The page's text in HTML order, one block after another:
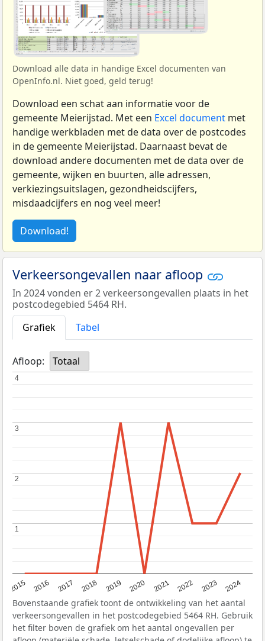
Download alle data in handige Excel documenten van
OpenInfo.nl. Niet goed, geld terug!
Download een schat aan informatie voor de
gemeente Meierijstad. Met een Excel document met
handige werkbladen met de data over de postcodes
in de gemeente Meierijstad. Daarnaast bevat de
download andere documenten met de data over de
gemeente, wijken en buurten, alle adressen,
verkiezingsuitslagen, gezondheidscijfers,
misdaadcijfers en nog veel meer!
Download!
Verkeersongevallen naar afloop
In 2024 vonden er 2 verkeersongevallen plaats in het
postcodegebied 5464 RH.
Grafiek
Tabel
Afloop: Totaal
2015 2016 2017 2018 2019 2020 2021 2022 2023 2024
1
1
2
2
3
3
4
4
Bovenstaande grafiek toont de ontwikkeling van het aantal
verkeersongevallen in het postcodegebied 5464 RH. Gebruik
het filter boven de grafiek om het aantal ongevallen per